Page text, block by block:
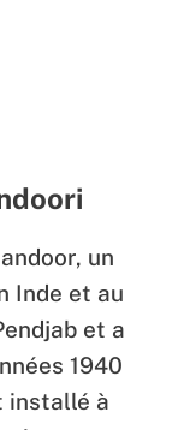
un
Inde et au
et a
1940
installé à